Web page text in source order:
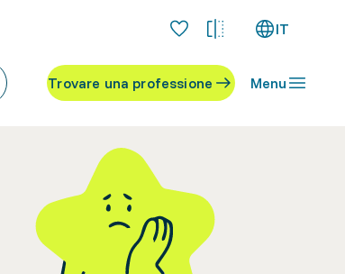
IT
Trovare una professione Menu